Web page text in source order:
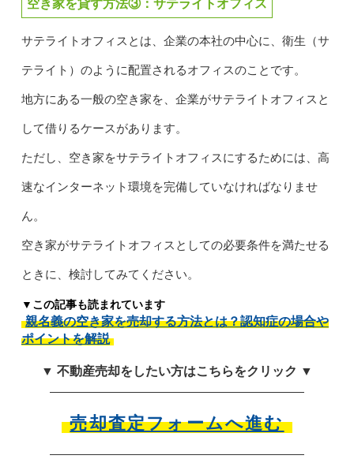
空き家を貸す方法③：サテライトオフィス
サテライトオフィスとは、企業の本社の中心に、衛生（サ
テライト）のように配置されるオフィスのことです。
地方にある一般の空き家を、企業がサテライトオフィスと
して借りるケースがあります。
ただし、空き家をサテライトオフィスにするためには、高
速なインターネット環境を完備していなければなりませ
ん。
空き家がサテライトオフィスとしての必要条件を満たせる
ときに、検討してみてください。
▼この記事も読まれています
親名義の空き家を売却する方法とは？認知症の場合や
ポイントを解説
▼ 不動産売却をしたい方はこちらをクリック ▼
売却査定フォームへ進む